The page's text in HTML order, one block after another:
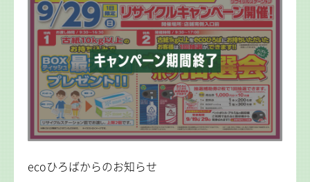
ecoひろばからのお知らせ